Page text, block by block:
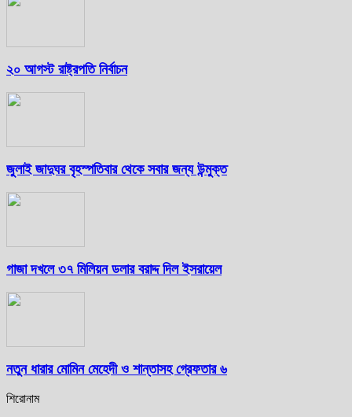
২০ আগস্ট রাষ্ট্রপতি নির্বাচন
জুলাই জাদুঘর বৃহস্পতিবার থেকে সবার জন্য উন্মুক্ত
গাজা দখলে ৩৭ মিলিয়ন ডলার বরাদ্দ দিল ইসরায়েল
নতুন ধারার মোমিন মেহেদী ও শান্তাসহ গ্রেফতার ৬
শিরোনাম